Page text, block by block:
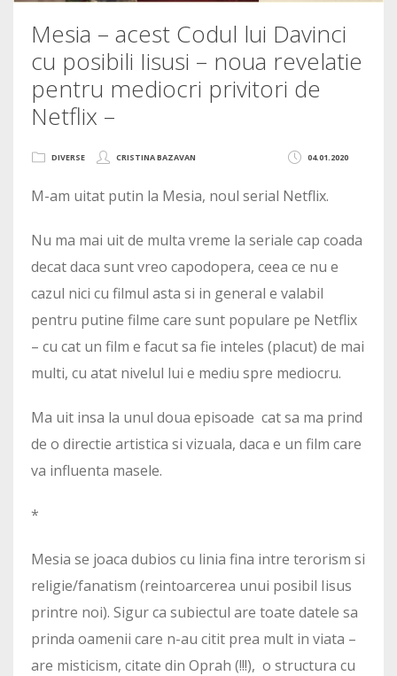
Mesia – acest Codul lui Davinci
cu posibili Iisusi – noua revelatie
pentru mediocri privitori de
Netflix –
04.01.2020
DIVERSE CRISTINA BAZAVAN
M-am uitat putin la Mesia, noul serial Netflix.
Nu ma mai uit de multa vreme la seriale cap coada
decat daca sunt vreo capodopera, ceea ce nu e
cazul nici cu filmul asta si in general e valabil
pentru putine filme care sunt populare pe Netflix
– cu cat un film e facut sa fie inteles (placut) de mai
multi, cu atat nivelul lui e mediu spre mediocru.
Ma uit insa la unul doua episoade cat sa ma prind
de o directie artistica si vizuala, daca e un film care
va influenta masele.
*
Mesia se joaca dubios cu linia fina intre terorism si
religie/fanatism (reintoarcerea unui posibil Iisus
printre noi). Sigur ca subiectul are toate datele sa
prinda oamenii care n-au citit prea mult in viata –
are misticism, citate din Oprah (!!!), o structura cu